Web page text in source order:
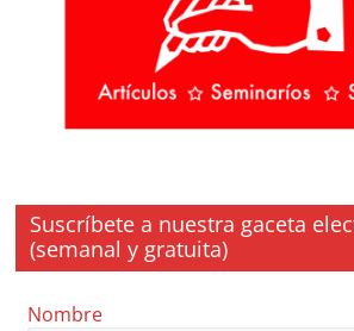
Suscríbete a nuestra gaceta
(semanal y gratuita)
Nombre